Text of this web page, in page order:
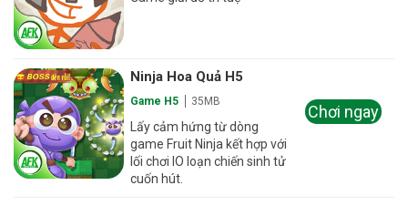
Ninja Hoa Quả H5
Game H5 35MB
Lấy cảm hứng từ dòng
game Fruit Ninja kết hợp với
lối chơi IO loạn chiến sinh tử
cuốn hút.
Chơi ngay